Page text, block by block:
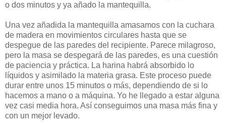
o dos minutos y ya añado la mantequilla.
Una vez añadida la mantequilla amasamos con la cuchara
de madera en movimientos circulares hasta que se
despegue de las paredes del recipiente. Parece milagroso,
pero la masa se despegará de las paredes, es una cuestión
de paciencia y práctica. La harina habrá absorbido lo
líquidos y asimilado la materia grasa. Este proceso puede
durar entre unos 15 minutos o más, dependiendo de si lo
hacemos a mano o a máquina. Yo he llegado a estar alguna
vez casi media hora. Así conseguimos una masa más fina y
con un mejor levado.